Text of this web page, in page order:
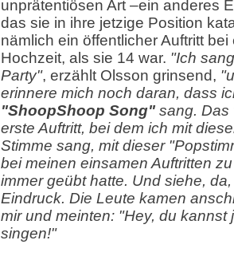
unprätentiösen Art –ein anderes
das sie in ihre jetzige Position
nämlich ein öffentlicher Auftritt bei
Hochzeit, als sie 14 war. "Ich
Party", erzählt Olsson grinsend,
erinnere mich noch daran, dass
"ShoopShoop Song" sang. Das
erste Auftritt, bei dem ich mit
Stimme sang, mit dieser
bei meinen einsamen Auftritten
immer geübt hatte. Und siehe,
Eindruck. Die Leute kamen
mir und meinten: "Hey, du kannst
singen!"